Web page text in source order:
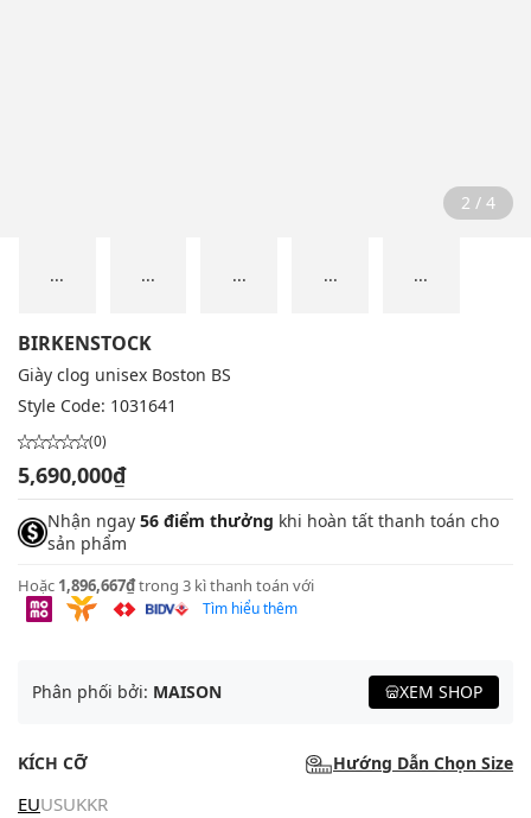
2 / 4
... ... ... ... ...
BIRKENSTOCK
Giày clog unisex Boston BS
Style Code: 1031641
(0)
5,690,000₫
Nhận ngay 56 điểm thưởng khi hoàn tất thanh toán cho
sản phẩm
Hoặc 1,896,667₫trong 3 kì thanh toán với
Tìm hiểu thêm
Phân phối bởi: MAISON XEM SHOP
KÍCH CỠ Hướng Dẫn Chọn Size
EUUSUKKR